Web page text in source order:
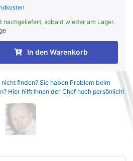
sobald wieder am Lager.
In den Warenkorb
finden? Sie haben Problem beim
Hier hilft Ihnen der Chef noch persönlich!